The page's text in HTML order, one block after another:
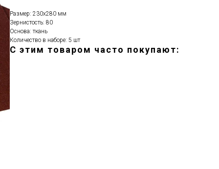
Размер: 230х280 мм
Зернистость: 80
Основа: ткань
Количество в наборе: 5 шт
С этим товаром часто покупают: